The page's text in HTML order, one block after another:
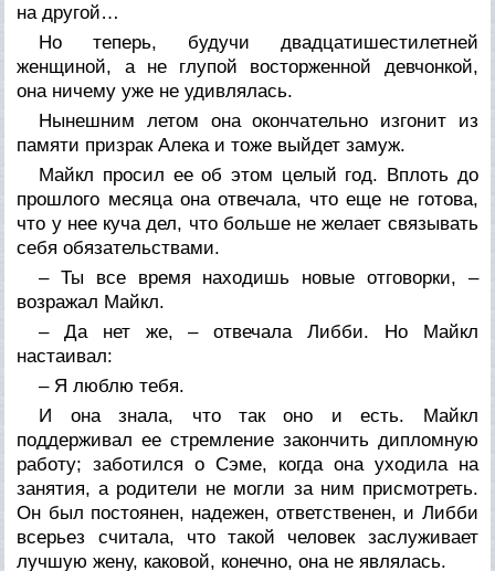
на другой…
Но теперь, будучи двадцатишестилетней
женщиной, а не глупой восторженной девчонкой,
она ничему уже не удивлялась.
Нынешним летом она окончательно изгонит из
памяти призрак Алека и тоже выйдет замуж.
Майкл просил ее об этом целый год. Вплоть до
прошлого месяца она отвечала, что еще не готова,
что у нее куча дел, что больше не желает связывать
себя обязательствами.
– Ты все время находишь новые отговорки, –
возражал Майкл.
– Да нет же, – отвечала Либби. Но Майкл
настаивал:
– Я люблю тебя.
И она знала, что так оно и есть. Майкл
поддерживал ее стремление закончить дипломную
работу; заботился о Сэме, когда она уходила на
занятия, а родители не могли за ним присмотреть.
Он был постоянен, надежен, ответственен, и Либби
всерьез считала, что такой человек заслуживает
лучшую жену, каковой, конечно, она не являлась.